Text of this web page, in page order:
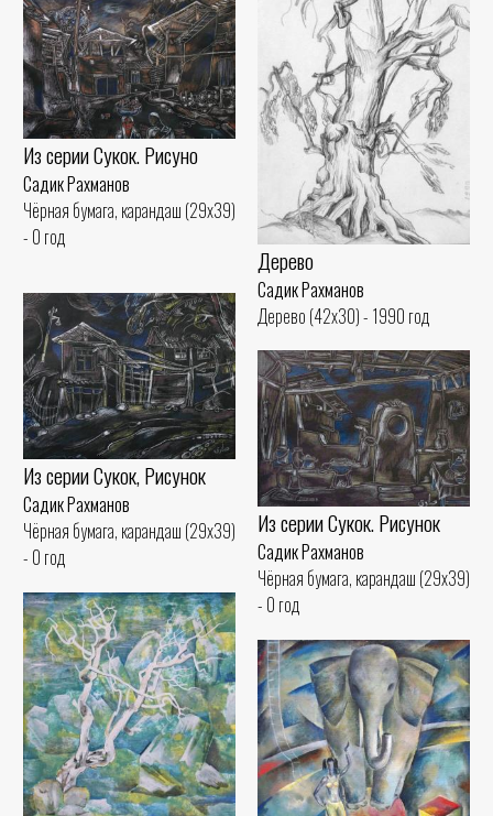
Дерево
Садик Рахманов
Дерево (42x30) - 1990 год
Из серии Сукок. Рисуно
Садик Рахманов
Чёрная бумага, карандаш (29x39)
- 0 год
Из серии Сукок, Рисунок
Садик Рахманов
Чёрная бумага, карандаш (29x39)
- 0 год
Из серии Сукок. Рисунок
Садик Рахманов
Чёрная бумага, карандаш (29x39)
- 0 год